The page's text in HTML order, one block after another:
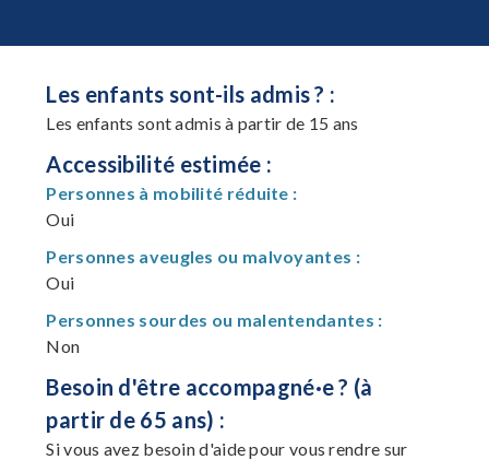
Les enfants sont-ils admis ? :
Les enfants sont admis à partir de 15 ans
Accessibilité estimée :
Personnes à mobilité réduite :
Oui
Personnes aveugles ou malvoyantes :
Oui
Personnes sourdes ou malentendantes :
Non
Besoin d'être accompagné·e ? (à
partir de 65 ans) :
Si vous avez besoin d'aide pour vous rendre sur